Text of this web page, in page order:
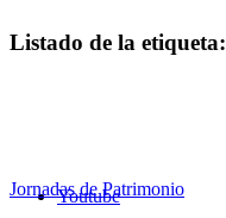
Youtube
Listado de la etiqueta:
Jornadas de Patrimonio